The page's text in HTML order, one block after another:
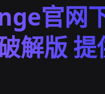
官网
解版 提